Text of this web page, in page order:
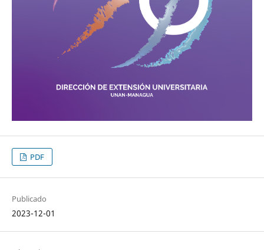
PDF
Publicado
2023-12-01